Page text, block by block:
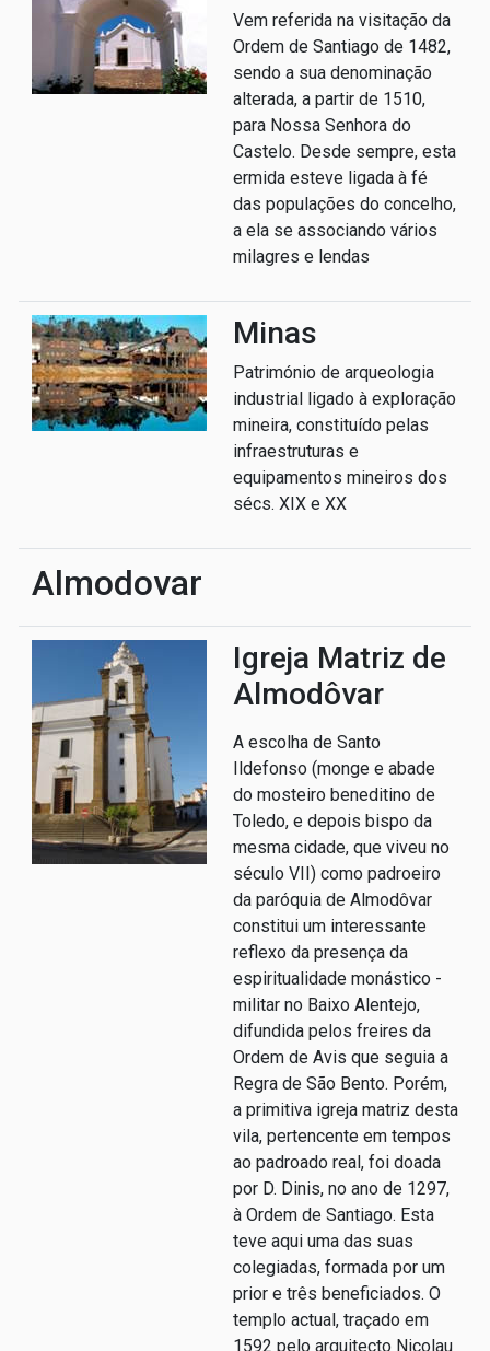
Vem referida na visitação da
Ordem de Santiago de 1482,
sendo a sua denominação
alterada, a partir de 1510,
para Nossa Senhora do
Castelo. Desde sempre, esta
ermida esteve ligada à fé
das populações do concelho,
a ela se associando vários
milagres e lendas
Minas
Património de arqueologia
industrial ligado à exploração
mineira, constituído pelas
infraestruturas e
equipamentos mineiros dos
sécs. XIX e XX
Almodovar
Igreja Matriz de
Almodôvar
A escolha de Santo
Ildefonso (monge e abade
do mosteiro beneditino de
Toledo, e depois bispo da
mesma cidade, que viveu no
século VII) como padroeiro
da paróquia de Almodôvar
constitui um interessante
reflexo da presença da
espiritualidade monástico -
militar no Baixo Alentejo,
difundida pelos freires da
Ordem de Avis que seguia a
Regra de São Bento. Porém,
a primitiva igreja matriz desta
vila, pertencente em tempos
ao padroado real, foi doada
por D. Dinis, no ano de 1297,
à Ordem de Santiago. Esta
teve aqui uma das suas
colegiadas, formada por um
prior e três beneficiados. O
templo actual, traçado em
1592 pelo arquitecto Nicolau